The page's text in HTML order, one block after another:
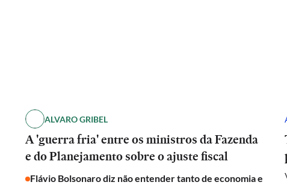
ALVARO GRIBEL
A 'guerra fria' entre os ministros da Fazenda
e do Planejamento sobre o ajuste fiscal
Flávio Bolsonaro diz não entender tanto de economia e